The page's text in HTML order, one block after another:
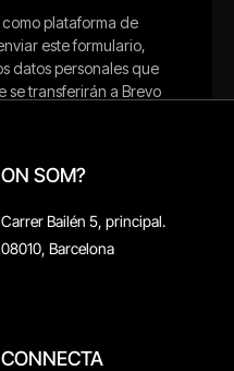
ON SOM?
Carrer Bailén 5, principal.
08010, Barcelona
CONNECTA